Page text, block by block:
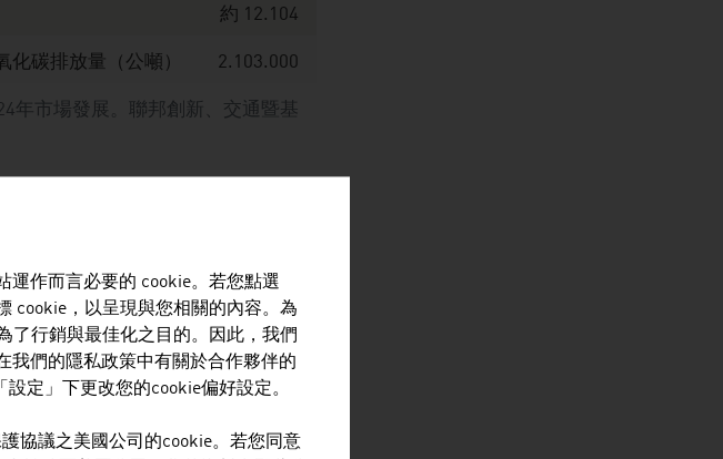
年市場發展。聯邦創新、交通暨基
約 12.104
碳排放量（公噸） 2.103.000
約95百萬
運作而言必要的 cookie。若您點選
cookie，以呈現與您相關的內容。為
了行銷與最佳化之目的。因此，我們
我們的隱私政策中有關於合作夥伴的
定」下更改您的cookie偏好設定。
協議之美國公司的cookie。若您同意